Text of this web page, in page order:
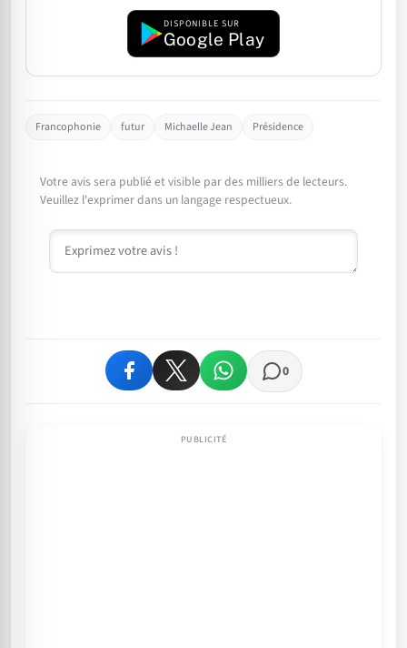
DISPONIBLE SUR
Google Play
Francophonie futur Michaelle Jean Présidence
Votre avis sera publié et visible par des milliers de lecteurs.
Veuillez l'exprimer dans un langage respectueux.
Commentaire
0